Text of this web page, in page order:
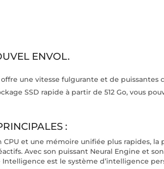
ENVOL.
offre une vitesse fulgurante et de puissantes
SSD rapide à partir de 512 Go, vous
:
CPU et une mémoire unifiée plus
Avec son puissant Neural Engine et
Intelligence est le système d’intelligence